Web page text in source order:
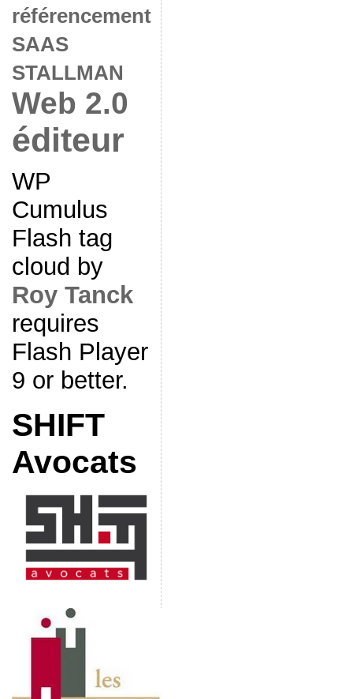
référencement
SAAS
STALLMAN
Web 2.0
éditeur
WP
Cumulus
Flash tag
cloud by
Roy Tanck
requires
Flash Player
9 or better.
SHIFT
Avocats